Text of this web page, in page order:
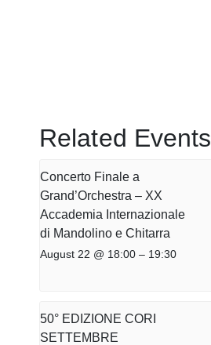
Related Events
Concerto Finale a
Grand’Orchestra – XX
Accademia Internazionale
di Mandolino e Chitarra
August 22 @ 18:00 – 19:30
50° EDIZIONE CORI
SETTEMBRE